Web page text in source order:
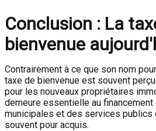
Conclusion : La
bienvenue
Contrairement à ce que son nom
taxe de bienvenue est souvent
pour les nouveaux propriétaires
demeure essentielle au
municipales et des services publics
souvent pour acquis.